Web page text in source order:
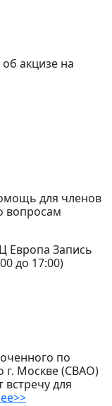
акцизе на
для членов
вопросам
Европа Запись
до 17:00)
по
г. Москве (СВАО)
для